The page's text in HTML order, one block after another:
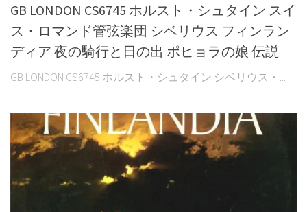
GB LONDON CS6745 ホルスト・シュタイン スイ
ス・ロマンド管弦楽団 シベリウス フィンラン
ディア 夜の騎行と日の出 ポヒョラの娘 伝説
GB LONDON CS6745 ホルスト・シュタイン シベリウス・...